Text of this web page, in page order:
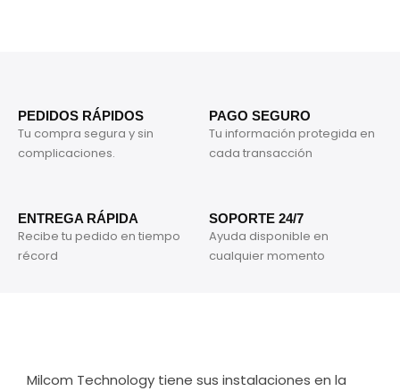
PEDIDOS RÁPIDOS
Tu compra segura y sin
complicaciones.
PAGO SEGURO
Tu información protegida en
cada transacción
ENTREGA RÁPIDA
Recibe tu pedido en tiempo
récord
SOPORTE 24/7
Ayuda disponible en
cualquier momento
Milcom Technology tiene sus instalaciones en la